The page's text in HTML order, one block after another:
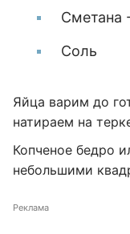
Сметана
Соль
Яйца варим до
натираем на
Копченое бедро
небольшими
Реклама